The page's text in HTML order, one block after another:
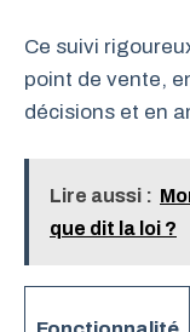
Ce suivi
point de vente,
décisions et en
Lire aussi :
que dit la loi ?